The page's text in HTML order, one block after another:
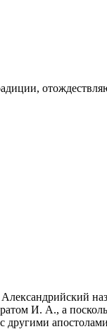
И. А., а